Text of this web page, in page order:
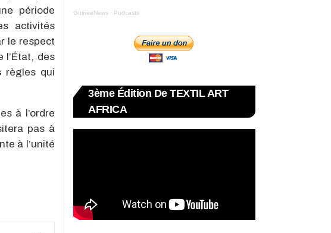
période
activités
le respect
l’État, des
règles qui
à l’ordre
pas à
à l’unité
GuineeNews · Podcasts
3ème Édition De TEXTIL ART
AFRICA